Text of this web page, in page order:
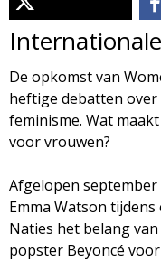
o
g
i
e
M
a
u
De opkomst van
heftige debatten
feminisme. Wat
voor vrouwen?
Afgelopen
Emma Watson
Naties het belang
popster Beyoncé